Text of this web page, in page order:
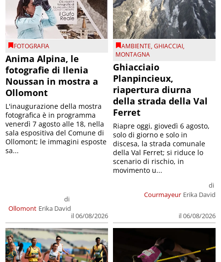
FOTOGRAFIA
Anima Alpina, le
fotografie di Ilenia
Noussan in mostra a
Ollomont
Ollomont
di
Erika David
il 06/08/2026
L'inaugurazione della mostra
fotografica è in programma
venerdì 7 agosto alle 18, nella
sala espositiva del Comune di
Ollomont; le immagini esposte
sa...
AMBIENTE,GHIACCIAI,
MONTAGNA
Ghiacciaio
Planpincieux,
riapertura diurna
della strada della Val
Ferret
Courmayeur
di
Erika David
il 06/08/2026
Riapre oggi, giovedì 6 agosto,
solo di giorno e solo in
discesa, la strada comunale
della Val Ferret; si riduce lo
scenario di rischio, in
movimento u...